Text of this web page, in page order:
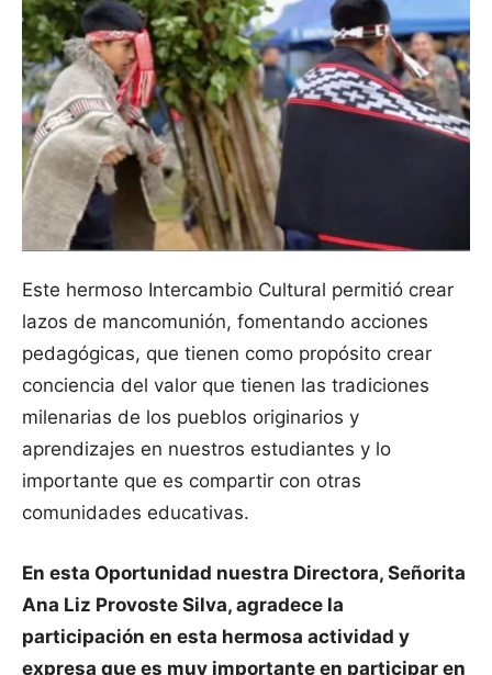
Este hermoso Intercambio Cultural permitió crear
lazos de mancomunión, fomentando acciones
pedagógicas, que tienen como propósito crear
conciencia del valor que tienen las tradiciones
milenarias de los pueblos originarios y
aprendizajes en nuestros estudiantes y lo
importante que es compartir con otras
comunidades educativas.
En esta Oportunidad nuestra Directora, Señorita
Ana Liz Provoste Silva, agradece la
participación en esta hermosa actividad y
expresa que es muy importante en participar en